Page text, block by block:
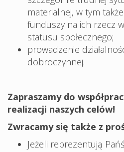
materialnej, w tym
funduszy na ich rzecz
statusu społecznego;
prowadzenie
dobroczynnej.
Zapraszamy do
realizacji naszych celów!
Zwracamy się także z
Jeżeli reprezentują